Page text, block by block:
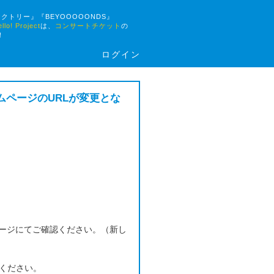
トリー』『BEYOOOOONDS』
Projectは、 コンサートチケット の
ログイン
ページのURLが変更とな
ジにてご確認ください。（新し
ださい。